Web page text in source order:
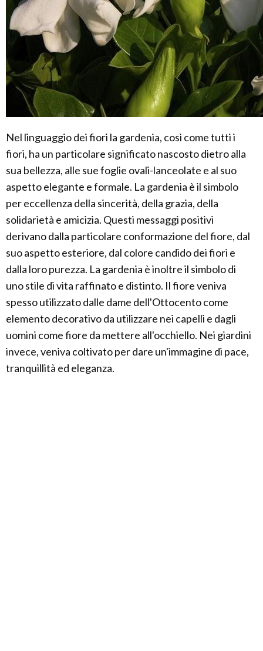
Nel linguaggio dei fiori la gardenia, così come tutti i
fiori, ha un particolare significato nascosto dietro alla
sua bellezza, alle sue foglie ovali-lanceolate e al suo
aspetto elegante e formale. La gardenia è il simbolo
per eccellenza della sincerità, della grazia, della
solidarietà e amicizia. Questi messaggi positivi
derivano dalla particolare conformazione del fiore, dal
suo aspetto esteriore, dal colore candido dei fiori e
dalla loro purezza. La gardenia è inoltre il simbolo di
uno stile di vita raffinato e distinto. Il fiore veniva
spesso utilizzato dalle dame dell'Ottocento come
elemento decorativo da utilizzare nei capelli e dagli
uomini come fiore da mettere all'occhiello. Nei giardini
invece, veniva coltivato per dare un'immagine di pace,
tranquillità ed eleganza.